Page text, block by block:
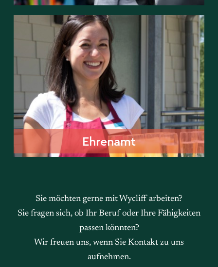
Ehrenamt
Ehrenamt
Sie möchten gerne mit Wycliff arbeiten?
Sie fragen sich, ob Ihr Beruf oder Ihre Fähigkeiten
passen könnten?
Wir freuen uns, wenn Sie Kontakt zu uns
aufnehmen.